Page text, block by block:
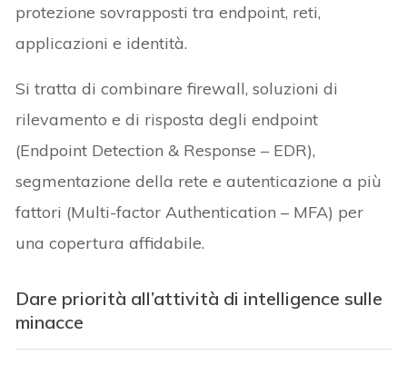
protezione sovrapposti tra endpoint, reti,
applicazioni e identità.
Si tratta di combinare firewall, soluzioni di
rilevamento e di risposta degli endpoint
(Endpoint Detection & Response – EDR),
segmentazione della rete e autenticazione a più
fattori (Multi-factor Authentication – MFA) per
una copertura affidabile.
Dare priorità all’attività di intelligence sulle
minacce